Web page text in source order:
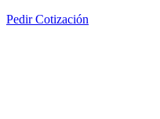
Pedir Cotización